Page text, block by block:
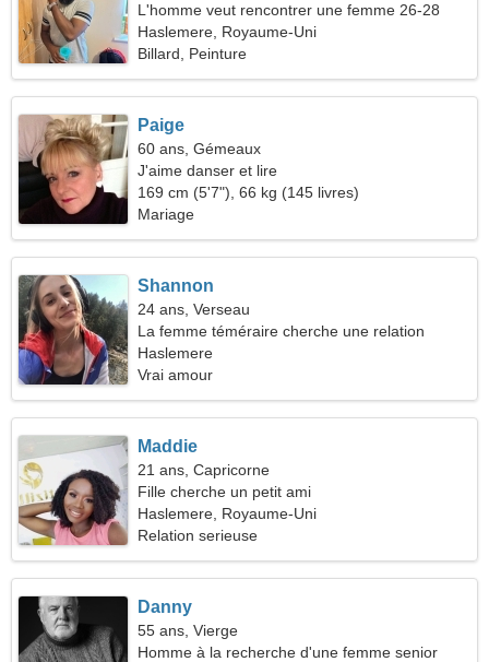
L'homme veut rencontrer une femme 26-28
Haslemere, Royaume-Uni
Billard, Peinture
Paige
60 ans, Gémeaux
J'aime danser et lire
169 cm (5'7"), 66 kg (145 livres)
Mariage
Shannon
24 ans, Verseau
La femme téméraire cherche une relation
Haslemere
Vrai amour
Maddie
21 ans, Capricorne
Fille cherche un petit ami
Haslemere, Royaume-Uni
Relation serieuse
Danny
55 ans, Vierge
Homme à la recherche d'une femme senior